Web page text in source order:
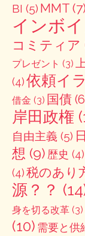
BI (5) MMT
インボ
コミティア
プレゼント (3)
(4)依頼イ
借金 (3) 国債
岸田政権
自由主義 (5)
想 (9) 歴史 (4)
(4)税のあり
源？？
身を切る改革 (3)
(10) 需要と供